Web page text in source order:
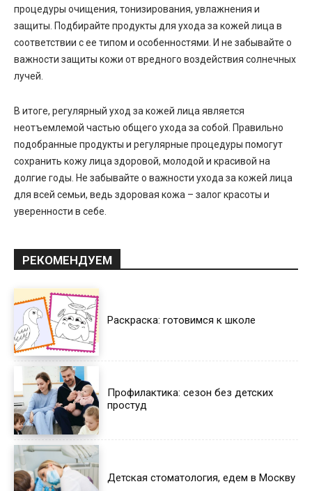
процедуры очищения, тонизирования, увлажнения и
защиты. Подбирайте продукты для ухода за кожей лица в
соответствии с ее типом и особенностями. И не забывайте о
важности защиты кожи от вредного воздействия солнечных
лучей.
В итоге, регулярный уход за кожей лица является
неотъемлемой частью общего ухода за собой. Правильно
подобранные продукты и регулярные процедуры помогут
сохранить кожу лица здоровой, молодой и красивой на
долгие годы. Не забывайте о важности ухода за кожей лица
для всей семьи, ведь здоровая кожа – залог красоты и
уверенности в себе.
РЕКОМЕНДУЕМ
Раскраска: готовимся к школе
Профилактика: сезон без детских
простуд
Детская стоматология, едем в Москву